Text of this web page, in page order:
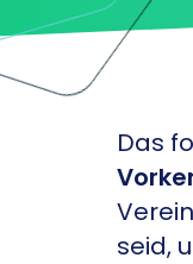
Das
seid,